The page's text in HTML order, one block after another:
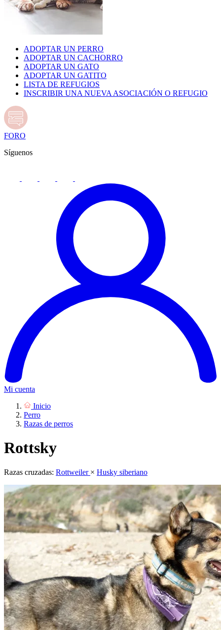
ADOPTAR UN PERRO
ADOPTAR UN CACHORRO
ADOPTAR UN GATO
ADOPTAR UN GATITO
LISTA DE REFUGIOS
INSCRIBIR UNA NUEVA ASOCIACIÓN O REFUGIO
FORO
Síguenos
Mi cuenta
Inicio
Perro
Razas de perros
Rottsky
Razas cruzadas: Rottweiler × Husky siberiano